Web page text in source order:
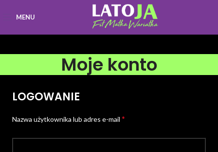
MENU
Moje konto
LOGOWANIE
Nazwa użytkownika lub adres e-mail *